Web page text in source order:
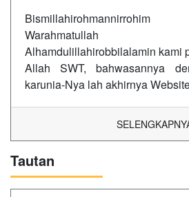
Bismillahirohmannirrohim
Warahmatullah
Alhamdulillahirobbilalamin kami
Allah SWT, bahwasannya
karunia-Nya lah akhirnya
Tautan